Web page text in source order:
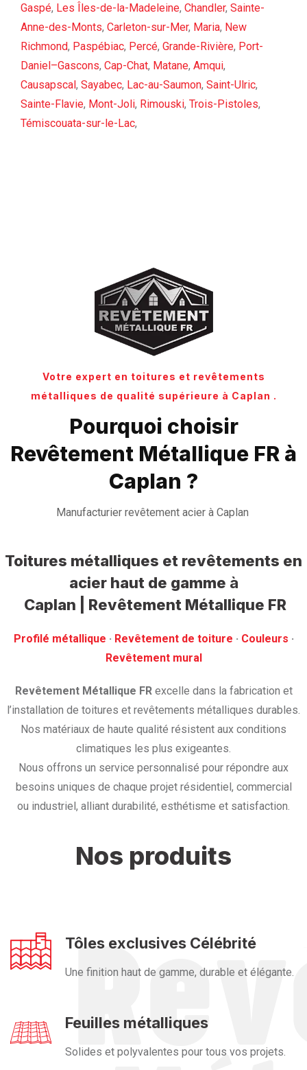
Gaspé, Les Îles-de-la-Madeleine, Chandler, Sainte-
Anne-des-Monts, Carleton-sur-Mer, Maria, New
Richmond, Paspébiac, Percé, Grande-Rivière, Port-
Daniel–Gascons, Cap-Chat, Matane, Amqui,
Causapscal , Sayabec, Lac-au-Saumon, Saint-Ulric,
Sainte-Flavie, Mont-Joli, Rimouski, Trois-Pistoles,
Témiscouata-sur-le-Lac,
Votre expert en toitures et revêtements
métalliques de qualité supérieure à Caplan .
Pourquoi choisir
Revêtement Métallique FR à
Caplan ?
Manufacturier revêtement acier à Caplan
Toitures métalliques et revêtements en
acier haut de gamme à
Caplan | Revêtement Métallique FR
Profilé métallique · ‎ Revêtement de toiture · ‎ Couleurs ·
‎Revêtement mural
Revêtement Métallique FRexcelle dans la fabrication et
l’installation de toitures et revêtements métalliques durables.
Nos matériaux de haute qualité résistent aux conditions
climatiques les plus exigeantes.
Nous offrons un service personnalisé pour répondre aux
besoins uniques de chaque projet résidentiel, commercial
ou industriel, alliant durabilité, esthétisme et satisfaction.
Nos produits
Tôles exclusives Célébrité
Une finition haut de gamme, durable et élégante.
Feuilles métalliques
Solides et polyvalentes pour tous vos projets.